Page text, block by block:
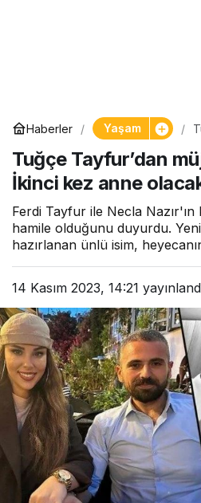
Haberler Yaşam
Tuğçe Tayfur’dan
İkinci kez anne
Ferdi Tayfur ile Necla Nazır'ın
hamile olduğunu duyurdu.
hazırlanan ünlü isim,
14 Kasım 2023, 14:21